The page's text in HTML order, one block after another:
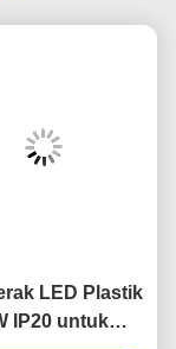
LED Plastik
IP20 untuk